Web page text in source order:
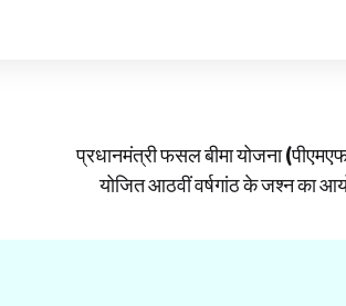
प्रधानमंत्री फसल बीमा योजना
योजित आठवीं वर्षगांठ के जश्न का